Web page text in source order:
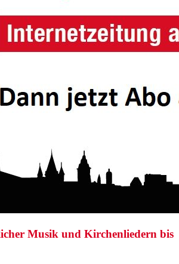
Musik und Kirchenliedern bis